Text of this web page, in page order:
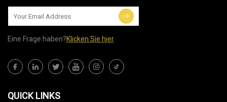
Eine Frage haben?Klicken Sie hier
QUICK LINKS